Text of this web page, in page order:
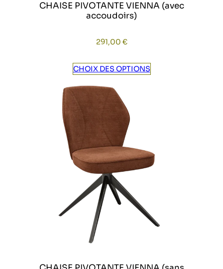
CHAISE PIVOTANTE VIENNA (avec
accoudoirs)
291,00 €
CHOIX DES OPTIONS